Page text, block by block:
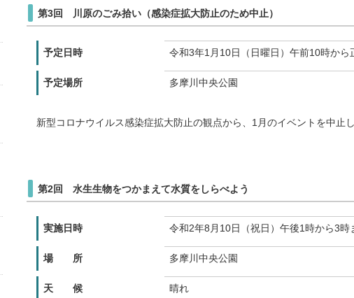
第3回 川原のごみ拾い（感染症拡大防止のため中止）
予定日時 令和3年1月10日（日曜日）午前10時から
予定場所 多摩川中央公園
新型コロナウイルス感染症拡大防止の観点から、1月のイベントを中止し
第2回 水生生物をつかまえて水質をしらべよう
実施日時 令和2年8月10日（祝日）午後1時から3時
場 所 多摩川中央公園
天 候 晴れ